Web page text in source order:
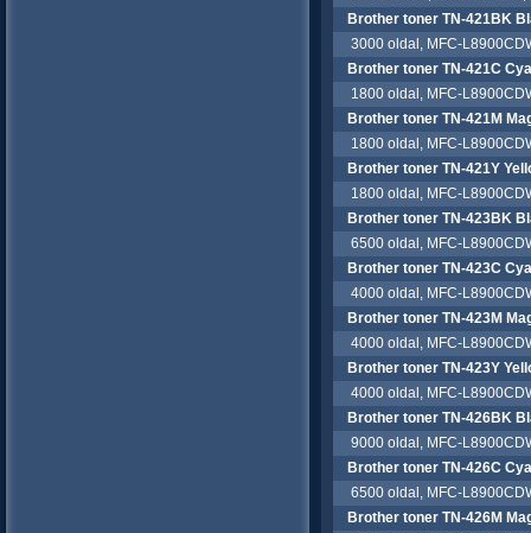
Brother toner TN-421BK
3000 oldal, MFC-
Brother toner TN-421C
1800 oldal, MFC-
Brother toner TN-421M
1800 oldal, MFC-
Brother toner TN-421Y
1800 oldal, MFC-
Brother toner TN-423BK
6500 oldal, MFC-
Brother toner TN-423C
4000 oldal, MFC-
Brother toner TN-423M
4000 oldal, MFC-
Brother toner TN-423Y
4000 oldal, MFC-
Brother toner TN-426BK
9000 oldal, MFC-
Brother toner TN-426C
6500 oldal, MFC-
Brother toner TN-426M